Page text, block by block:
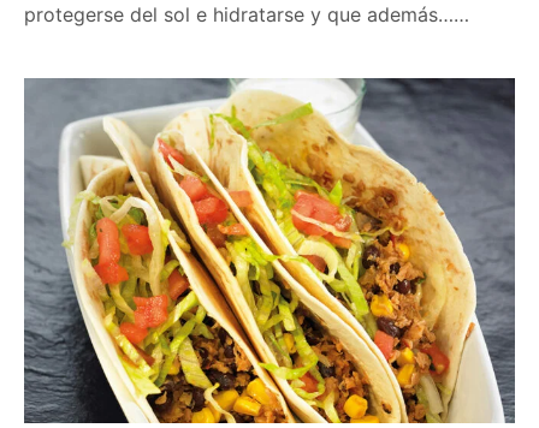
protegerse del sol e hidratarse y que además……